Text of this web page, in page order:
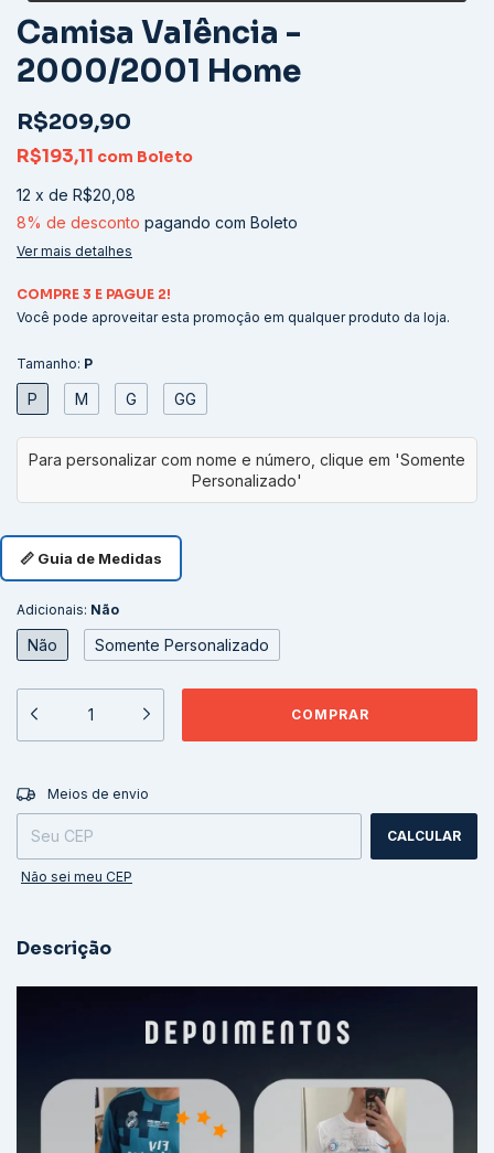
Camisa Valência -
2000/2001 Home
R$209,90
R$193,11 com Boleto
12 x de R$20,08
8% de desconto pagando com Boleto
Ver mais detalhes
COMPRE 3 E PAGUE 2!
Você pode aproveitar esta promoção em qualquer produto da loja.
Tamanho: P
P M G GG
📏 Guia de Medidas
Adicionais: Não
Não Somente Personalizado
Entregas para o CEP:
Meios de envio
CALCULAR
Não sei meu CEP
Descrição